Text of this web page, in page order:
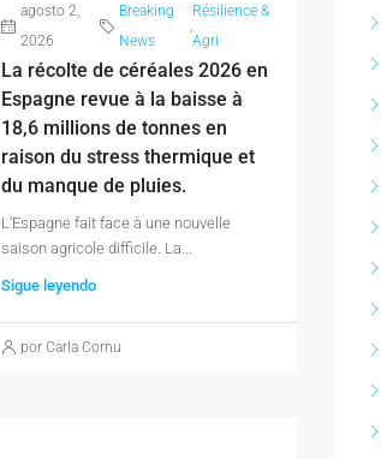
agosto 2,
2026
Breaking
News
,
Résilience &
Agri
La récolte de céréales 2026 en
Espagne revue à la baisse à
18,6 millions de tonnes en
raison du stress thermique et
du manque de pluies.
L’Espagne fait face à une nouvelle
saison agricole difficile. La...
Sigue leyendo
por Carla Cornu